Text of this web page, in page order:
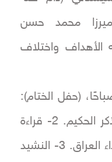
محمد حسن
الأهداف واختلاف
(حفل الختام):
1- تلاوة عطرة لآيات من الذكر الحكيم. 2- قراءة
سورة الفاتحة على أرواح شهداء العراق. 3- النشيد